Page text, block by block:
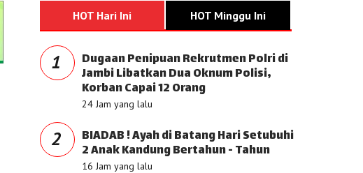
HOT Hari Ini HOT Minggu Ini
1 Dugaan Penipuan Rekrutmen Polri di
Jambi Libatkan Dua Oknum Polisi,
Korban Capai 12 Orang
24 Jam yang lalu
2 BIADAB ! Ayah di Batang Hari Setubuhi
2 Anak Kandung Bertahun - Tahun
16 Jam yang lalu